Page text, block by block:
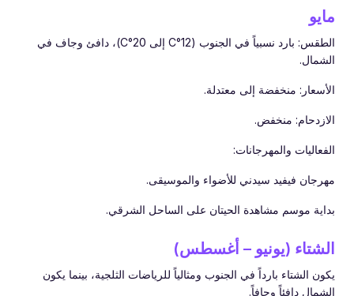
مايو
الطقس: بارد نسبياً في الجنوب (12°C إلى 20°C)، دافئ وجاف في
الشمال.
الأسعار: منخفضة إلى معتدلة.
الازدحام: منخفض.
الفعاليات والمهرجانات:
مهرجان فيفيد سيدني للأضواء والموسيقى.
بداية موسم مشاهدة الحيتان على الساحل الشرقي.
الشتاء (يونيو – أغسطس)
يكون الشتاء بارداً في الجنوب ومثالياً للرياضات الثلجية، بينما يكون
الشمال دافئاً وجافاً.